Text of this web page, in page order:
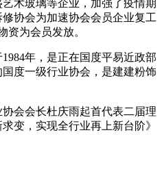
术玻璃等企业，加强了疫情期
协会为加速协会会员企业复工
资为会员发放。
年，是正在国度平易近政部
度一级行业协会，是建建粉饰
会长杜庆雨起首代表二届理
变，实现全行业再上新台阶》